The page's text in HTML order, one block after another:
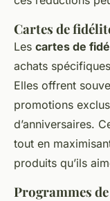
Cartes de
Les cartes de
achats
Elles offrent
promotions
d’anniversaires.
tout en
produits qu’ils
Programmes